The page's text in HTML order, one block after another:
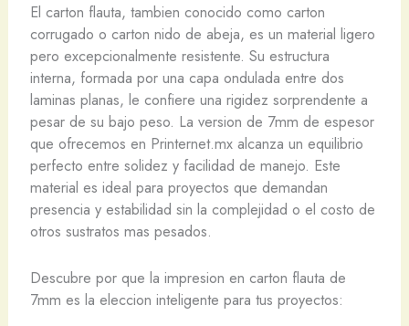
El carton flauta, tambien conocido como carton
corrugado o carton nido de abeja, es un material ligero
pero excepcionalmente resistente. Su estructura
interna, formada por una capa ondulada entre dos
laminas planas, le confiere una rigidez sorprendente a
pesar de su bajo peso. La version de 7mm de espesor
que ofrecemos en Printernet.mx alcanza un equilibrio
perfecto entre solidez y facilidad de manejo. Este
material es ideal para proyectos que demandan
presencia y estabilidad sin la complejidad o el costo de
otros sustratos mas pesados.
Descubre por que la impresion en carton flauta de
7mm es la eleccion inteligente para tus proyectos: